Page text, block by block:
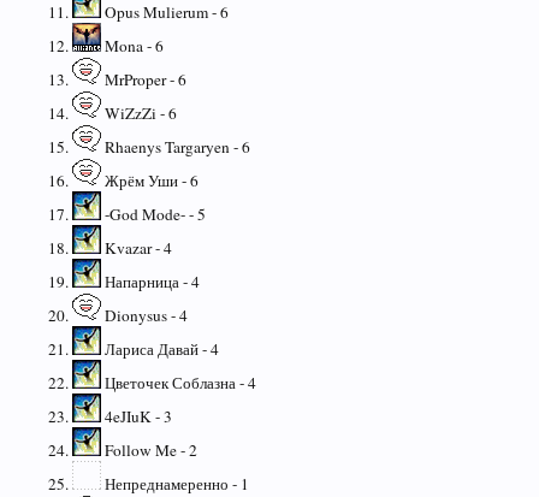
Opus Mulierum - 6
Mona - 6
MrProper - 6
WiZzZi - 6
Rhaenys Targaryen - 6
Жрём Уши - 6
-God Mode- - 5
Kvazar - 4
Напарница - 4
Dionysus - 4
Лариса Давай - 4
Цветочек Соблазна - 4
4eJIuK - 3
Follow Me - 2
Непреднамеренно - 1